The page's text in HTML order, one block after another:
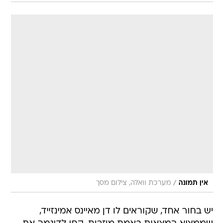
אין תמונה / מערכת וואלה, צילום מסך
יש בחור אחד, שקוראים לו דן מאיינס אמינזייד,